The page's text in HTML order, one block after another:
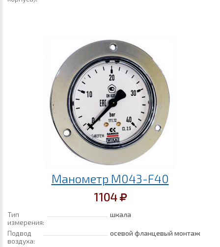
Манометр M043-F40
1104
Тип
измерения:
шкала
Подвод
воздуха:
осевой фланцевый монтаж